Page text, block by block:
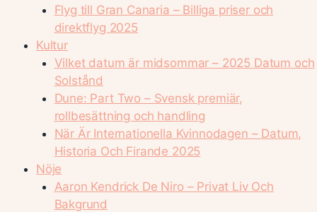
Flyg till Gran Canaria – Billiga priser och
direktflyg 2025
Kultur
Vilket datum är midsommar – 2025 Datum och
Solstånd
Dune: Part Two – Svensk premiär,
rollbesättning och handling
När Är Internationella Kvinnodagen – Datum,
Historia Och Firande 2025
Nöje
Aaron Kendrick De Niro – Privat Liv Och
Bakgrund